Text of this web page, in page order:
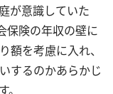
が意識していた
保険の年収の壁に
額を考慮に入れ、
するのかあらかじ